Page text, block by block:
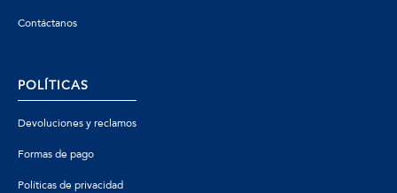
Contáctanos
POLÍTICAS
Devoluciones y reclamos
Formas de pago
Políticas de privacidad